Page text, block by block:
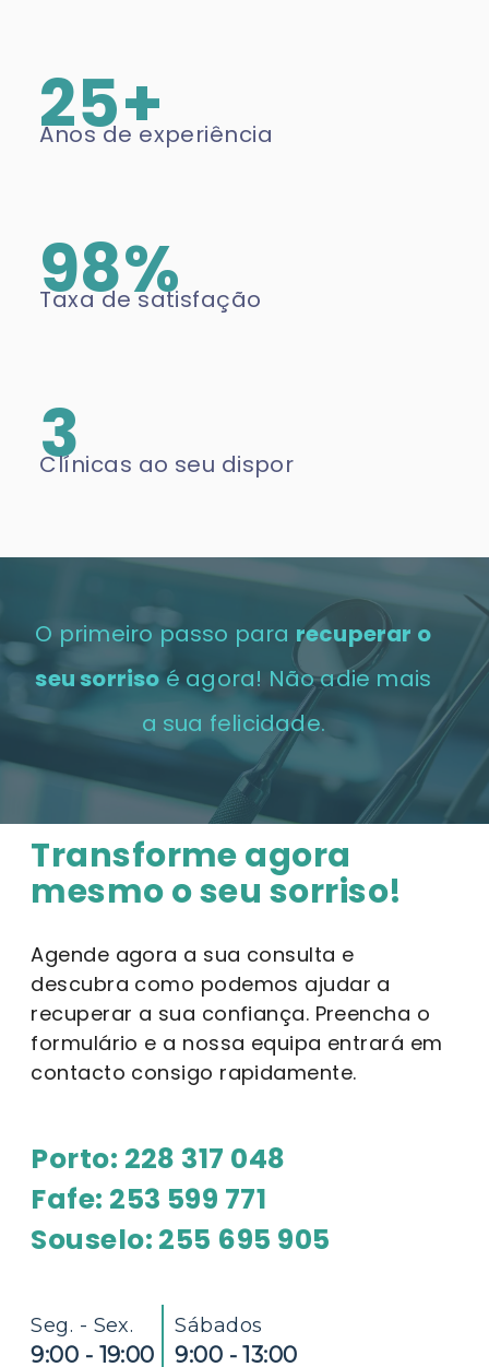
25+
Anos de experiência
98%
Taxa de satisfação
3
Clínicas ao seu dispor
O primeiro passo para recuperar o
seu sorriso é agora! Não adie mais
a sua felicidade.
Transforme agora
mesmo o seu sorriso!
Agende agora a sua consulta e
descubra como podemos ajudar a
recuperar a sua confiança. Preencha o
formulário e a nossa equipa entrará em
contacto consigo rapidamente.
Porto: 228 317 048
Fafe: 253 599 771
Souselo: 255 695 905
Seg. - Sex.
9:00 - 19:00
Sábados
9:00 - 13:00